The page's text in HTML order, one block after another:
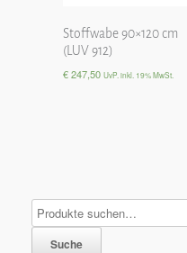
Stoffwabe 90×120 cm
(LUV 912)
€247,50 UvP. inkl. 19% MwSt.
Suche